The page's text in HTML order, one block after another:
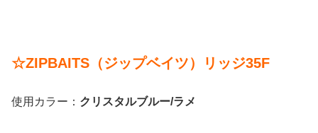
☆ZIPBAITS（ジップベイツ）リッジ35F
使用カラー： クリスタルブルー/ラメ